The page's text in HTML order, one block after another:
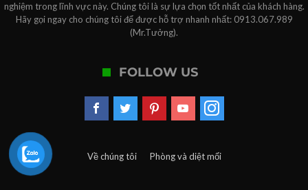
nghiệm trong lĩnh vực này. Chúng tôi là sự lựa chọn tốt nhất của khách hàng.
Hãy gọi ngay cho chúng tôi để được hỗ trợ nhanh nhất: 0913.067.989
(Mr.Tưởng).
FOLLOW US
Về chúng tôi Phòng và diệt mối